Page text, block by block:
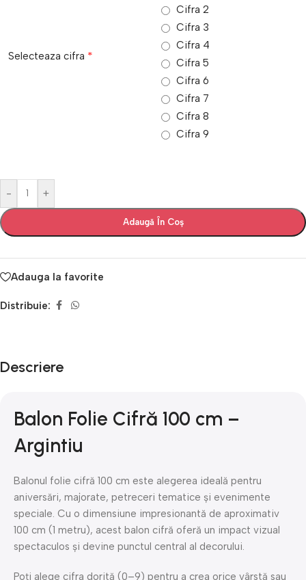
Selecteaza cifra *
Cifra 2
Cifra 3
Cifra 4
Cifra 5
Cifra 6
Cifra 7
Cifra 8
Cifra 9
- +
Adaugă În Coș
Adauga la favorite
Distribuie:
Descriere
Balon Folie Cifră 100 cm –
Argintiu
Balonul folie cifră 100 cm este alegerea ideală pentru
aniversări, majorate, petreceri tematice și evenimente
speciale. Cu o dimensiune impresionantă de aproximativ
100 cm (1 metru), acest balon cifră oferă un impact vizual
spectaculos și devine punctul central al decorului.
Poți alege cifra dorită (0–9) pentru a crea orice vârstă sau